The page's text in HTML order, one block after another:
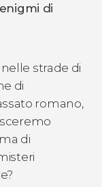
enigmi di
strade di
di
romano,
di